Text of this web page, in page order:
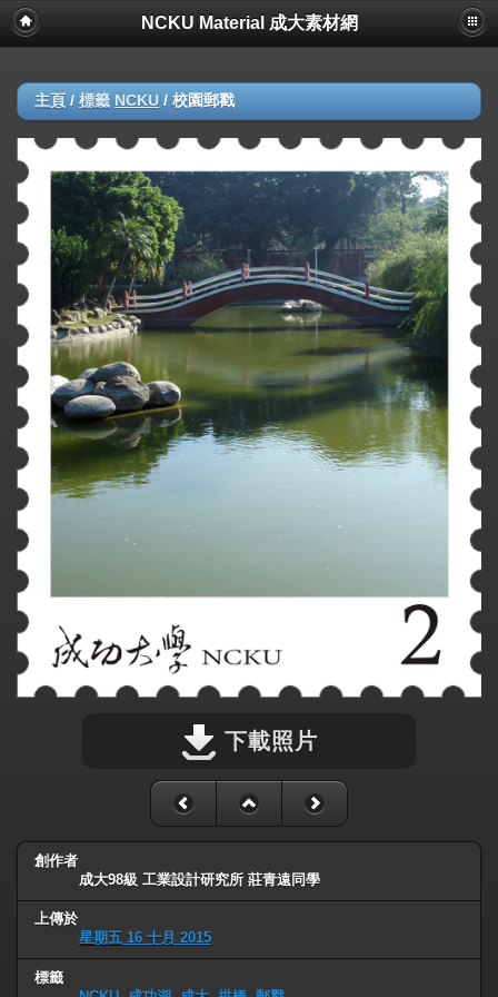
NCKU Material 成大素材網
主頁 / 標籤 NCKU / 校園郵戳
下載照片
創作者
成大98級 工業設計研究所 莊青遠同學
上傳於
星期五 16 十月 2015
標籤